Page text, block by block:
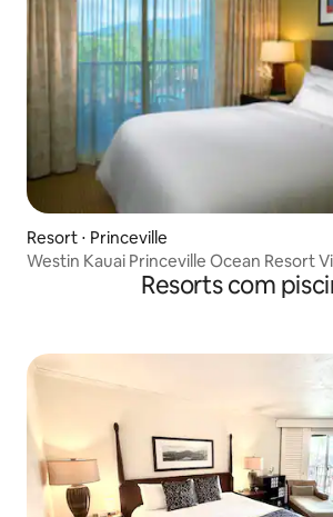
Resort ⋅ Princeville
Westin Kauai Princeville Ocean Resort
Resorts com